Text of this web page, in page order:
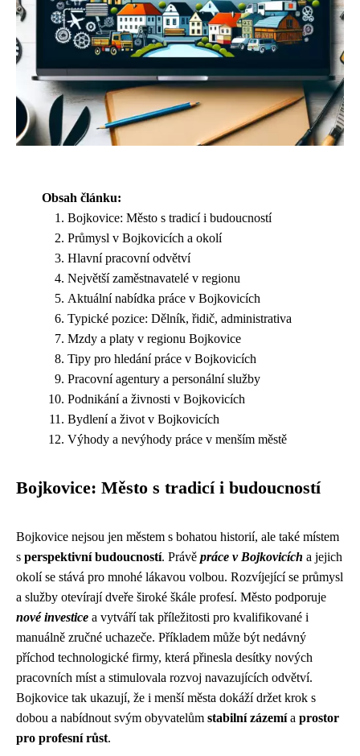
Obsah článku:
Bojkovice: Město s tradicí i budoucností
Průmysl v Bojkovicích a okolí
Hlavní pracovní odvětví
Největší zaměstnavatelé v regionu
Aktuální nabídka práce v Bojkovicích
Typické pozice: Dělník, řidič, administrativa
Mzdy a platy v regionu Bojkovice
Tipy pro hledání práce v Bojkovicích
Pracovní agentury a personální služby
Podnikání a živnosti v Bojkovicích
Bydlení a život v Bojkovicích
Výhody a nevýhody práce v menším městě
Bojkovice: Město s tradicí i budoucností
Bojkovice nejsou jen městem s bohatou historií, ale také místem
s perspektivní budoucností. Právě práce v Bojkovicích a jejich
okolí se stává pro mnohé lákavou volbou. Rozvíjející se průmysl
a služby otevírají dveře široké škále profesí. Město podporuje
nové investice a vytváří tak příležitosti pro kvalifikované i
manuálně zručné uchazeče. Příkladem může být nedávný
příchod technologické firmy, která přinesla desítky nových
pracovních míst a stimulovala rozvoj navazujících odvětví.
Bojkovice tak ukazují, že i menší města dokáží držet krok s
dobou a nabídnout svým obyvatelům stabilní zázemía prostor
pro profesní růst.